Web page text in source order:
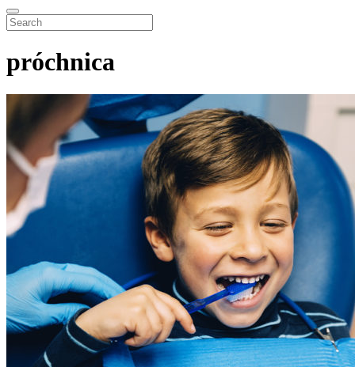
próchnica